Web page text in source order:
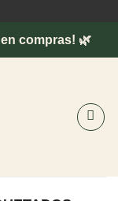
en compras! 🌿